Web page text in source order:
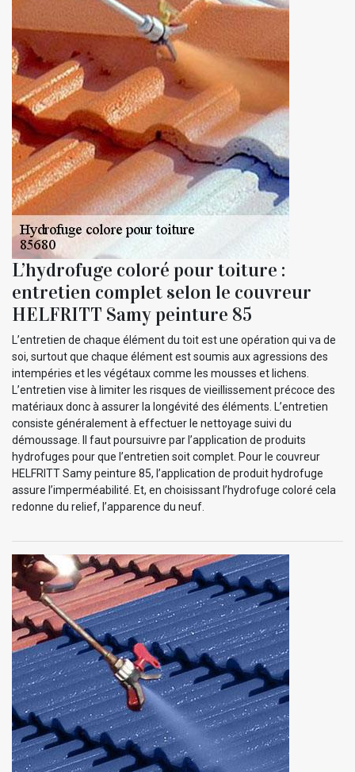
L’hydrofuge coloré pour toiture :
entretien complet selon le couvreur
HELFRITT Samy peinture 85
L’entretien de chaque élément du toit est une opération qui va de
soi, surtout que chaque élément est soumis aux agressions des
intempéries et les végétaux comme les mousses et lichens.
L’entretien vise à limiter les risques de vieillissement précoce des
matériaux donc à assurer la longévité des éléments. L’entretien
consiste généralement à effectuer le nettoyage suivi du
démoussage. Il faut poursuivre par l’application de produits
hydrofuges pour que l’entretien soit complet. Pour le couvreur
HELFRITT Samy peinture 85, l’application de produit hydrofuge
assure l’imperméabilité. Et, en choisissant l’hydrofuge coloré cela
redonne du relief, l’apparence du neuf.